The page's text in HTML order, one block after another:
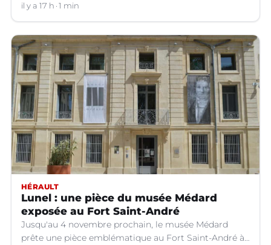
il y a 17 h 1 min
HÉRAULT
Lunel : une pièce du musée Médard
exposée au Fort Saint-André
Jusqu'au 4 novembre prochain, le musée Médard
prête une pièce emblématique au Fort Saint-André à